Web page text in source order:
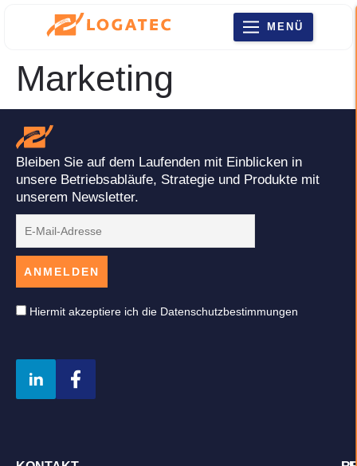
MENÜ
Marketing
Bleiben Sie auf dem Laufenden mit Einblicken in
unsere Betriebsabläufe, Strategie und Produkte mit
unserem Newsletter.
Hiermit akzeptiere ich die Datenschutzbestimmungen